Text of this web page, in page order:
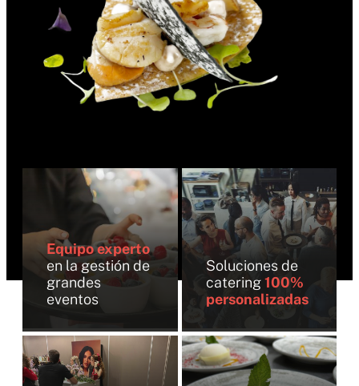
Equipo experto
en la gestión de
grandes
eventos
Soluciones de
catering100%
personalizadas